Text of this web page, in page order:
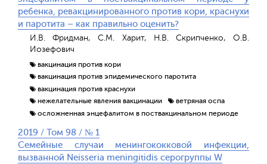
ребенка, ревакцинированного против кори, краснухи
и паротита – как правильно оценить?
И.В. Фридман, С.М. Харит, Н.В. Скрипченко, О.В.
Иозефович
вакцинация против кори
вакцинация против эпидемического паротита
вакцинация против краснухи
нежелательные явления вакцинации
ветряная оспа
осложненная энцефалитом в поствакцинальном периоде
2019 / Том 98 / № 1
Семейные случаи менингококковой инфекции,
вызванной Neisseria meningitidis серогруппы W